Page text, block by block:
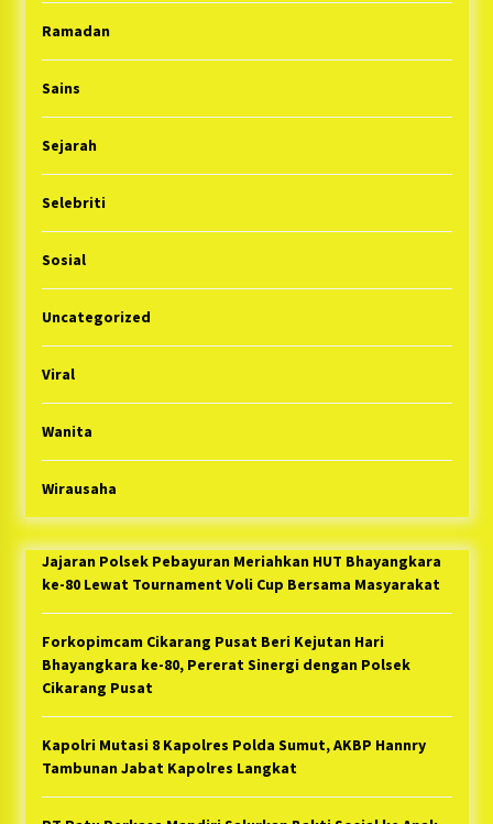
Ramadan
Sains
Sejarah
Selebriti
Sosial
Uncategorized
Viral
Wanita
Wirausaha
Jajaran Polsek Pebayuran Meriahkan HUT Bhayangkara
ke-80 Lewat Tournament Voli Cup Bersama Masyarakat
Forkopimcam Cikarang Pusat Beri Kejutan Hari
Bhayangkara ke-80, Pererat Sinergi dengan Polsek
Cikarang Pusat
Kapolri Mutasi 8 Kapolres Polda Sumut, AKBP Hannry
Tambunan Jabat Kapolres Langkat